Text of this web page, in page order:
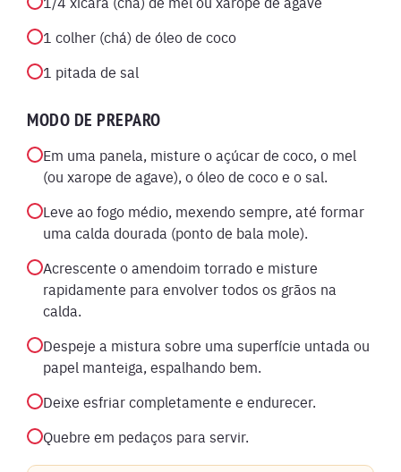
1 colher (chá) de óleo de coco
1 pitada de sal
MODO DE PREPARO
Em uma panela, misture o açúcar de coco, o mel
(ou xarope de agave), o óleo de coco e o sal.
Leve ao fogo médio, mexendo sempre, até formar
uma calda dourada (ponto de bala mole).
Acrescente o amendoim torrado e misture
rapidamente para envolver todos os grãos na
calda.
Despeje a mistura sobre uma superfície untada ou
papel manteiga, espalhando bem.
Deixe esfriar completamente e endurecer.
Quebre em pedaços para servir.